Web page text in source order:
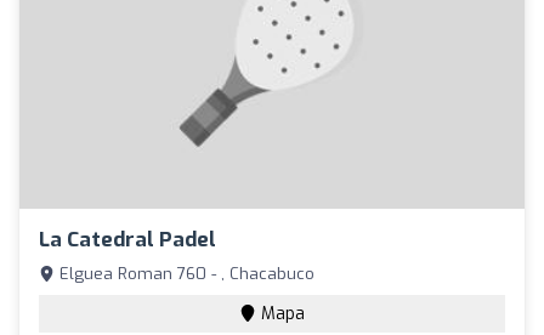
La Catedral Padel
Elguea Roman 760 - , Chacabuco
Mapa